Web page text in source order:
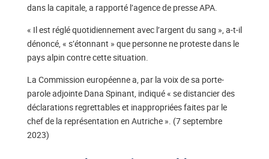
dans la capitale, a rapporté l’agence de presse APA.
« Il est réglé quotidiennement avec l’argent du sang », a-t-il
dénoncé, « s’étonnant » que personne ne proteste dans le
pays alpin contre cette situation.
La Commission européenne a, par la voix de sa porte-
parole adjointe Dana Spinant, indiqué « se distancier des
déclarations regrettables et inappropriées faites par le
chef de la représentation en Autriche ». (7 septembre
2023)